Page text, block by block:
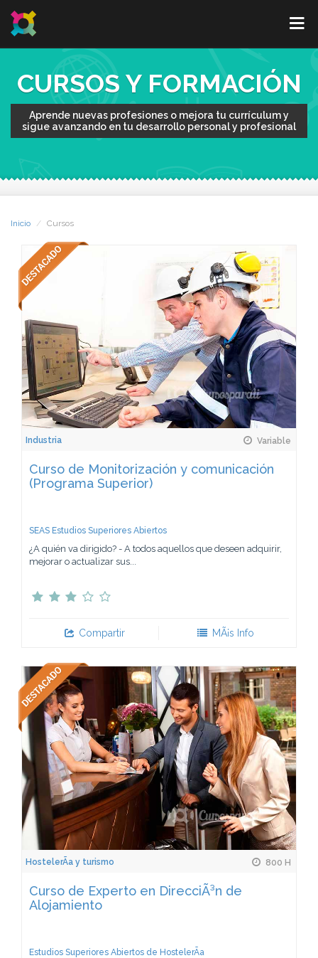
CURSOS Y FORMACIÓN
Aprende nuevas profesiones o mejora tu currículum y
sigue avanzando en tu desarrollo personal y profesional
Inicio Cursos
Industria Variable
Curso de Monitorización y comunicación
(Programa Superior)
SEAS Estudios Superiores Abiertos
¿A quién va dirigido? - A todos aquellos que deseen adquirir,
mejorar o actualizar sus...
Compartir MÃ¡s Info
HostelerÃ­a y turismo 800 H
Curso de Experto en DirecciÃ³n de
Alojamiento
Estudios Superiores Abiertos de HostelerÃ­a